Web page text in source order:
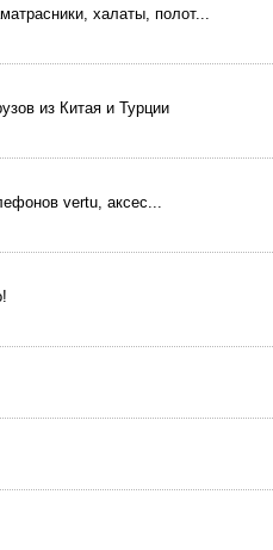
халаты, полот...
из Китая и Турции
vertu, аксес...